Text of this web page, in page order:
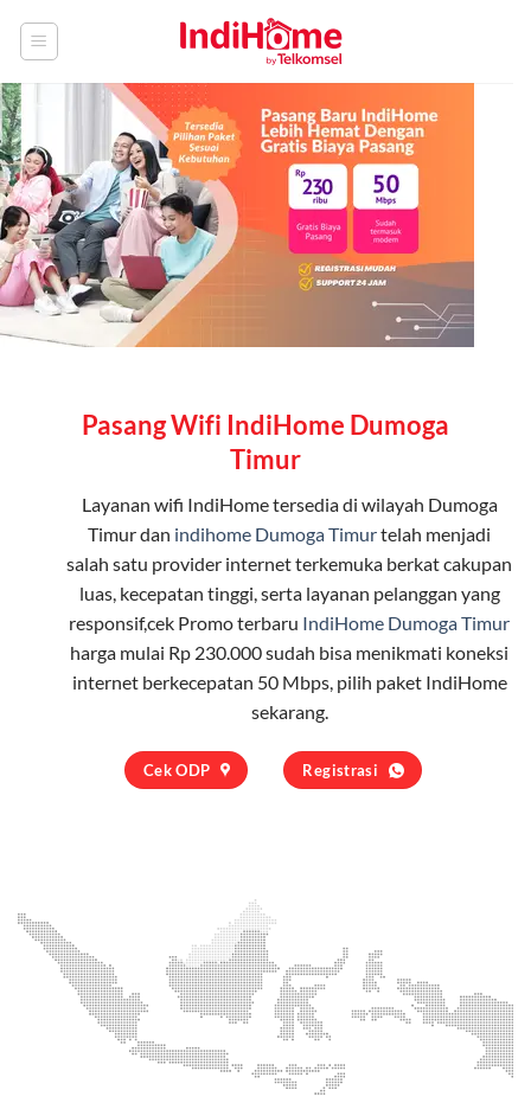
Pasang Wifi IndiHome Dumoga
Timur
Layanan wifi IndiHometersedia di wilayah Dumoga
Timur dan indihome Dumoga Timurtelah menjadi
salah satu provider internet terkemuka berkat cakupan
luas, kecepatan tinggi, serta layanan pelanggan yang
responsif,cek Promo terbaru IndiHome Dumoga Timur
harga mulai Rp 230.000 sudah bisa menikmati koneksi
internet berkecepatan 50 Mbps, pilih paket IndiHome
sekarang.
Cek ODP Registrasi